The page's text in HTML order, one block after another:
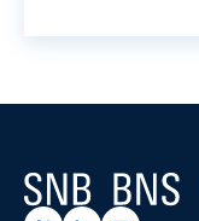
Logo